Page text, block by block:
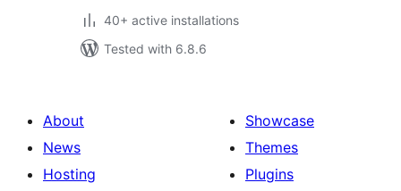
40+ active installations
Tested with 6.8.6
About
News
Hosting
Showcase
Themes
Plugins